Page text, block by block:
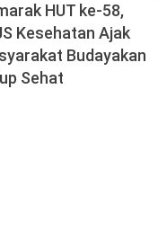
HUT ke-58,
Kesehatan Ajak
Budayakan
Sehat